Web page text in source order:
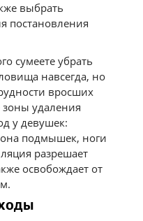
выбрать
постановления
сумеете убрать
навсегда, но
вросших
удаления
у девушек:
подмышек, ноги
разрешает
освобождает от